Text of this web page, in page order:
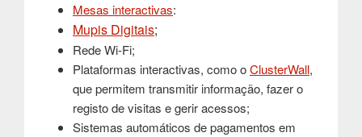
Mesas interactivas:
Mupis Digitais;
Rede Wi-Fi;
Plataformas interactivas, como oClusterWall,
que permitem transmitir informação, fazer o
registo de visitas e gerir acessos;
Sistemas automáticos de pagamentos em